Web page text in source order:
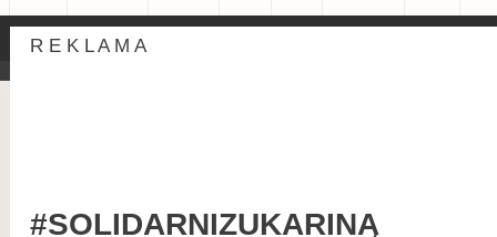
R E K L A M A
#SOLIDARNIZUKARINĄ